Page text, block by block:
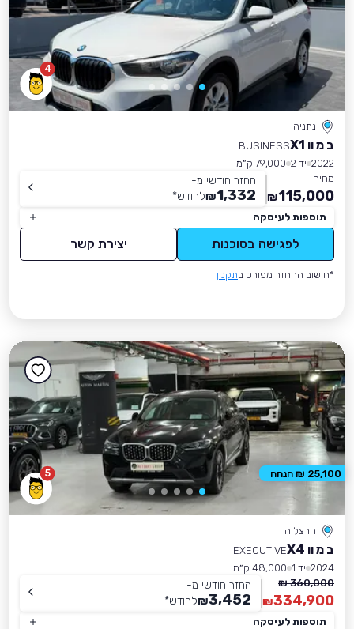
4
נתניה
ב מ וו X1
BUSINESS
2022 יד 2
79,000 ק״מ
מחיר
115,000
₪
החזר חודשי מ-
1,332
₪לחודש*
תוספות לעיסקה
לפגישה בסוכנות יצירת קשר
*חישוב ההחזר מפורט בתקנון
5
הרצליה
ב מ וו X4
EXECUTIVE
2024 יד 1
48,000 ק״מ
360,000 ₪
334,900
₪
החזר חודשי מ-
3,452
₪לחודש*
תוספות לעיסקה
25,100 ₪ הנחה